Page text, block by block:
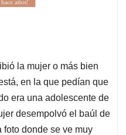
la mujer o más bien
en la que pedían que
era una adolescente de
desempolvó el baúl de
foto donde se ve muy